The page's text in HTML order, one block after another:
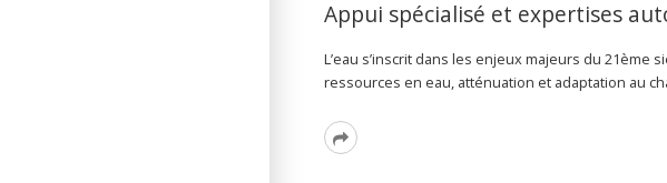
Appui spécialisé et expertises
L’eau s’inscrit dans les enjeux majeurs du 21ème
ressources en eau, atténuation et adaptation au
Read